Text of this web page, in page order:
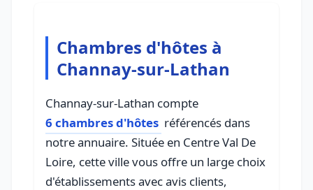
Chambres d'hôtes à
Channay-sur-Lathan
Channay-sur-Lathan compte
6 chambres d'hôtes référencés dans
notre annuaire. Située en Centre Val De
Loire, cette ville vous offre un large choix
d'établissements avec avis clients,